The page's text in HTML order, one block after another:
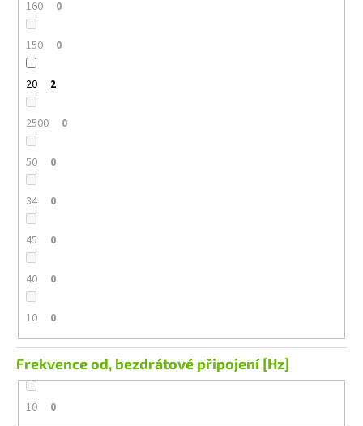
160 0
150 0
20 2
2500 0
50 0
34 0
45 0
40 0
10 0
Frekvence od, bezdrátové připojení [Hz]
10 0